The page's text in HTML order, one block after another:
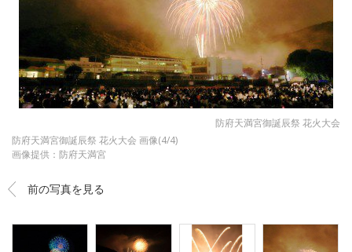
防府天満宮御誕辰祭 花火大会
防府天満宮御誕辰祭 花火大会 画像(4/4)
画像提供：防府天満宮
前の写真を見る